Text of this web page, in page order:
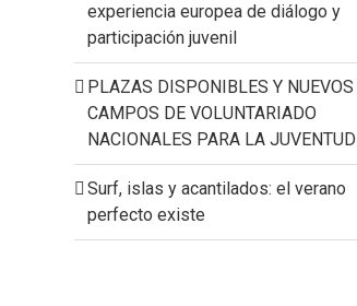
experiencia europea de diálogo y
participación juvenil
PLAZAS DISPONIBLES Y NUEVOS
CAMPOS DE VOLUNTARIADO
NACIONALES PARA LA JUVENTUD
Surf, islas y acantilados: el verano
perfecto existe